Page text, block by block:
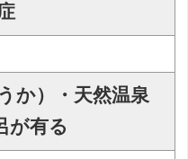
か）・天然温泉
が有る